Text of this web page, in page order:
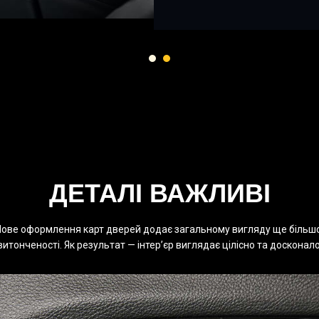
ДЕТАЛІ ВАЖЛИВІ
оформлення карт дверей додає загальному вигляду ще
Як результат — інтер’єр виглядає цілісно та